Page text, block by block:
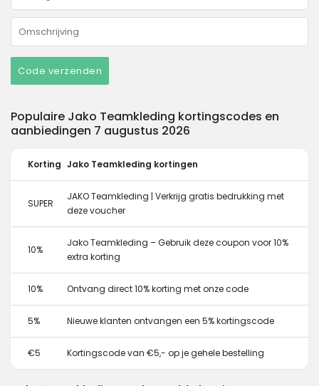
Code verzenden
Populaire Jako Teamkleding kortingscodes en
aanbiedingen 7 augustus 2026
Korting Jako Teamkleding kortingen
SUPER
JAKO Teamkleding | Verkrijg gratis bedrukking met
deze voucher
10%
Jako Teamkleding – Gebruik deze coupon voor 10%
extra korting
10% Ontvang direct 10% korting met onze code
5% Nieuwe klanten ontvangen een 5% kortingscode
€5 Kortingscode van €5,- op je gehele bestelling